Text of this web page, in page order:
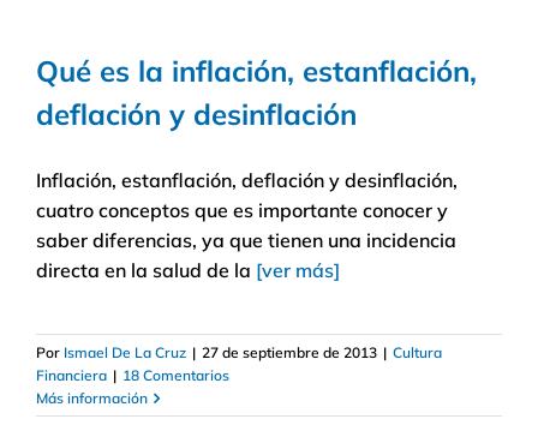
Qué es la inflación, estanflación,
deflación y desinflación
Inflación, estanflación, deflación y desinflación,
cuatro conceptos que es importante conocer y
saber diferencias, ya que tienen una incidencia
directa en la salud de la [ver más]
Por Ismael De La Cruz | 27 de septiembre de 2013 | Cultura
Financiera | 18 Comentarios
Más información